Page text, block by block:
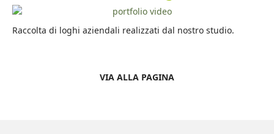
Raccolta di loghi aziendali realizzati dal nostro studio.
VIA ALLA PAGINA